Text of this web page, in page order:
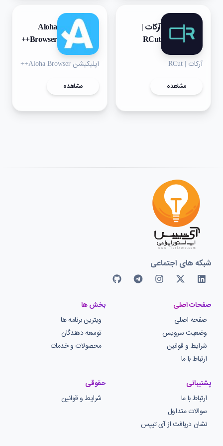
آرکات |
RCut
آرکات | RCut
مشاهده
Aloha
Browser++
اپلیکیشن Aloha Browser++
مشاهده
شبکه های اجتماعی
صفحات اصلی
صفحه اصلی
وضعیت سرویس
شرایط و قوانین
ارتباط با ما
بخش ها
ویترین برنامه ها
توسعه دهندگان
محصولات و خدمات
پشتیبانی
ارتباط با ما
سوالات متداول
نشان دریافت از آی تیپس
حقوقی
شرایط و قوانین